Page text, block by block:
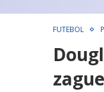
FUTEBOL